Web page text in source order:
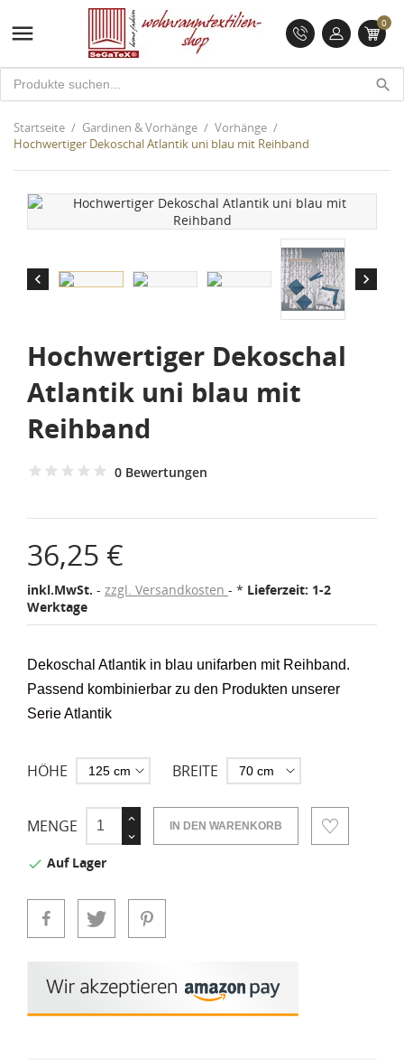
 0
search
Startseite Gardinen & Vorhänge
Vorhänge
Hochwertiger Dekoschal Atlantik uni blau mit Reihband
 
Hochwertiger Dekoschal
Atlantik uni blau mit
Reihband
0 Bewertungen
36,25 €
inkl.MwSt. zzgl. Versandkosten * Lieferzeit: 1-2
Werktage
Dekoschal Atlantik in blau unifarben mit Reihband.
Passend kombinierbar zu den Produkten unserer
Serie Atlantik
HÖHE BREITE
MENGE IN DEN WARENKORB
 Auf Lager